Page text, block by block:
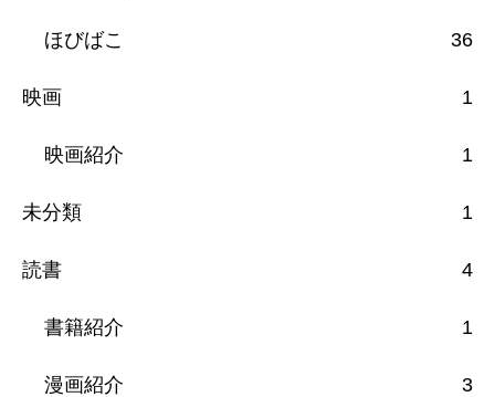
ほびばこ 36
映画 1
映画紹介 1
未分類 1
読書 4
書籍紹介 1
漫画紹介 3